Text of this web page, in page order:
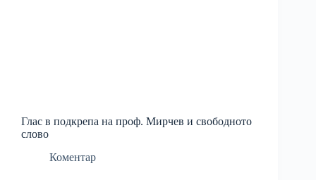
Глас в подкрепа на проф. Мирчев и свободното
слово
Коментар